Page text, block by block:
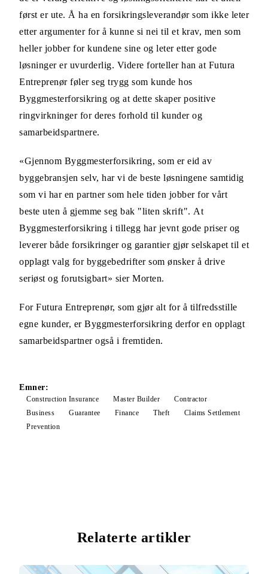
først er ute. Å ha en forsikringsleverandør som ikke leter
etter argumenter for å kunne si nei til et krav, men som
heller jobber for kundene sine og leter etter gode
løsninger er uvurderlig. Videre forteller han at Futura
Entreprenør føler seg trygg som kunde hos
Byggmesterforsikring og at dette skaper positive
ringvirkninger for deres forhold til kunder og
samarbeidspartnere.
«Gjennom Byggmesterforsikring, som er eid av
byggebransjen selv, har vi de beste løsningene samtidig
som vi har en partner som hele tiden jobber for vårt
beste uten å gjemme seg bak "liten skrift". At
Byggmesterforsikring i tillegg har jevnt gode priser og
leverer både forsikringer og garantier gjør selskapet til et
opplagt valg for byggebedrifter som ønsker å drive
seriøst og forutsigbart» sier Morten.
For Futura Entreprenør, som gjør alt for å tilfredsstille
egne kunder, er Byggmesterforsikring derfor en opplagt
samarbeidspartner også i fremtiden.
Emner:
Construction Insurance Master Builder
Contractor
Business
Guarantee Finance Theft
Claims Settlement
Prevention
Relaterte artikler